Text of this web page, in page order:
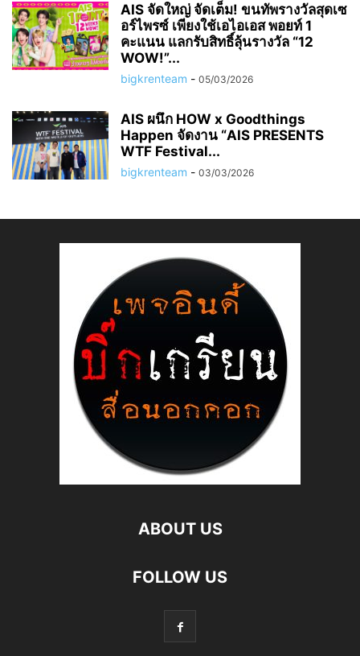
AIS จัดใหญ่ จัดเต็ม! ขนทัพรางวัลสุดเซ
อร์ไพรซ์ เพียงใช้เอไอเอส พอยท์ 1
คะแนน แลกรับสิทธิ์ลุ้นรางวัล “12
WOW!”...
bigkrenteam - 05/03/2026
AIS ผนึก HOW x Goodthings
Happen จัดงาน “AIS PRESENTS
WTF Festival...
bigkrenteam - 03/03/2026
ABOUT US
FOLLOW US